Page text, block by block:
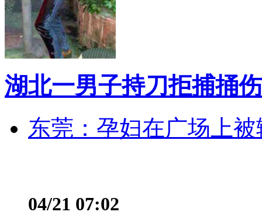
湖北一男子持刀拒捕捅
东莞：孕妇在广场上
04/21 07:02